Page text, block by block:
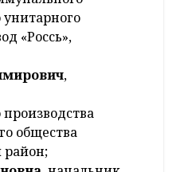
унитарного
«Россь»,
,
производства
общества
район;